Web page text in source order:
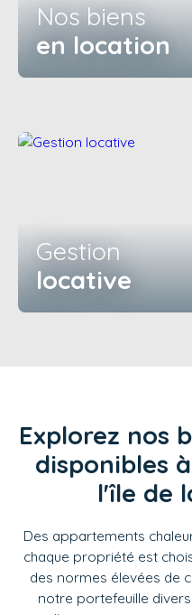
Nos biens
en location
Gestion
locative
Explorez nos
disponibles
l'île de
Des appartements
chaque propriété est
des normes élevées de
notre portefeuille